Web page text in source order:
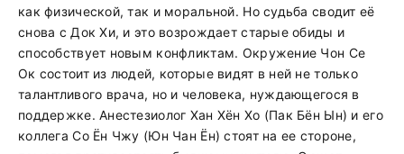
как физической, так и моральной. Но судьба сводит её
снова с Док Хи, и это возрождает старые обиды и
способствует новым конфликтам. Окружение Чон Се
Ок состоит из людей, которые видят в ней не только
талантливого врача, но и человека, нуждающегося в
поддержке. Анестезиолог Хан Хён Хо (Пак Бён Ын) и его
коллега Со Ён Чжу (Юн Чан Ён) стоят на ее стороне,